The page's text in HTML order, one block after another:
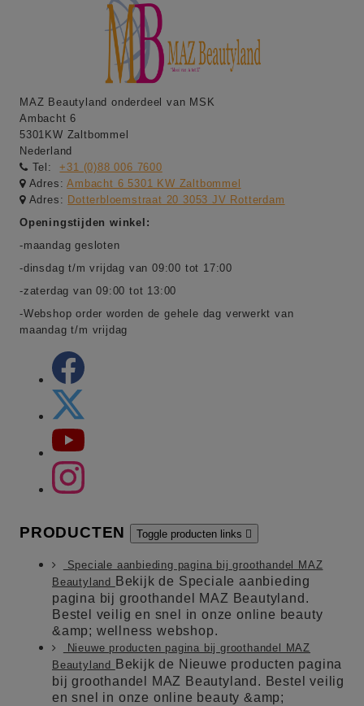
MAZ Beautyland onderdeel van MSK
Ambacht 6
5301KW Zaltbommel
Nederland
Tel:
+31 (0)88 006 7600
Adres:Ambacht 6 5301 KW Zaltbommel
Adres: Dotterbloemstraat 20 3053 JV Rotterdam
Openingstijden winkel:
-maandag gesloten
-dinsdag t/m vrijdag van 09:00 tot 17:00
-zaterdag van 09:00 tot 13:00
-Webshop order worden de gehele dag verwerkt van
maandag t/m vrijdag
PRODUCTEN Toggle producten links 
Speciale aanbieding pagina bij groothandel MAZ
Beautyland
Bekijk de Speciale aanbieding
pagina bij groothandel MAZ Beautyland.
Bestel veilig en snel in onze online beauty
&amp; wellness webshop.
Nieuwe producten pagina bij groothandel MAZ
Beautyland
Bekijk de Nieuwe producten pagina
bij groothandel MAZ Beautyland. Bestel veilig
en snel in onze online beauty &amp;